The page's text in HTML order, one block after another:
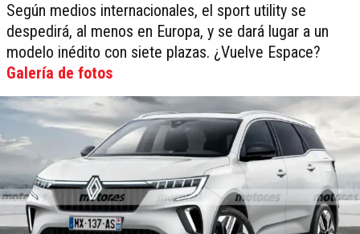
Según medios internacionales, el sport utility se
despedirá, al menos en Europa, y se dará lugar a un
modelo inédito con siete plazas. ¿Vuelve Espace?
Galería de fotos